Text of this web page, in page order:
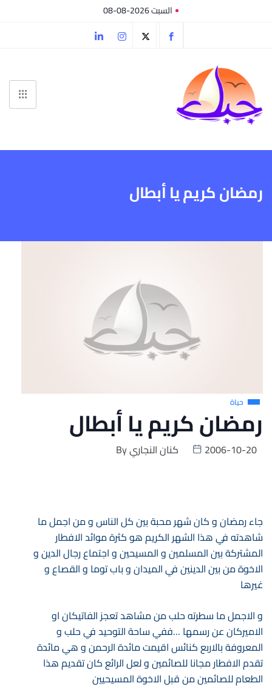
السبت 2026-08-08
رمضان كريم يا أبطال
حياة
رمضان كريم يا أبطال
Byكنان النجاري 2006-10-20
جاء رمضان و كان شهر محبة بين كل الناس و من اجمل ما
شاهدته في هذا الشهر الكريم هو كثرة موائد الافطار
المشتركة بين المسلمين و المسيحين و اجتماع رجال الدين و
الاخوة من بين الدينين في الميدان و باب توما و القصاع و
غيرها
و الاجمل ما سطرته حلب من مشاهد تعجز الفاتيكان او
الاميركان عن رسمها …ففي ساحة التوحيد في حلب و
المعروفة بالاربع كنائس اقيمت مائدة الرحمن و هي مائدة
تقدم الافطار مجانا للصائمين و لعل الرائع كان تقديم هذا
الطعام للصائمين من قبل الاخوة المسيحيين